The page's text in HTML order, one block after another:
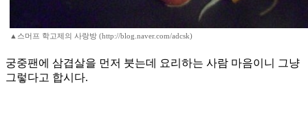
▲스머프 학고제의 사랑방 (http://blog.naver.com/adcsk)
궁중팬에 삼겹살을 먼저 붓는데 요리하는 사람 마음이니 그냥
그렇다고 합시다.